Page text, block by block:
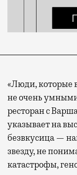
«Люди, которые
не очень
ресторан с
указывает на
безвкусица —
звезду, не
катастрофы,